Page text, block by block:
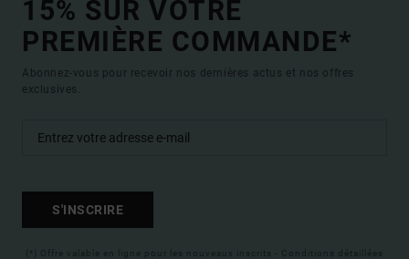
15% SUR VOTRE
PREMIÈRE COMMANDE*
Abonnez-vous pour recevoir nos dernières actus et nos offres
exclusives.
S'INSCRIRE
(*) Offre valable en ligne pour les nouveaux inscrits - Conditions détaillées